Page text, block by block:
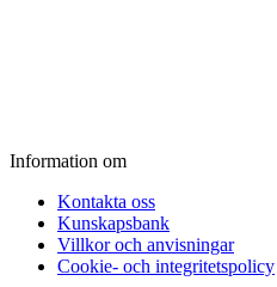
Information om
Kontakta oss
Kunskapsbank
Villkor och anvisningar
Cookie- och integritetspolicy